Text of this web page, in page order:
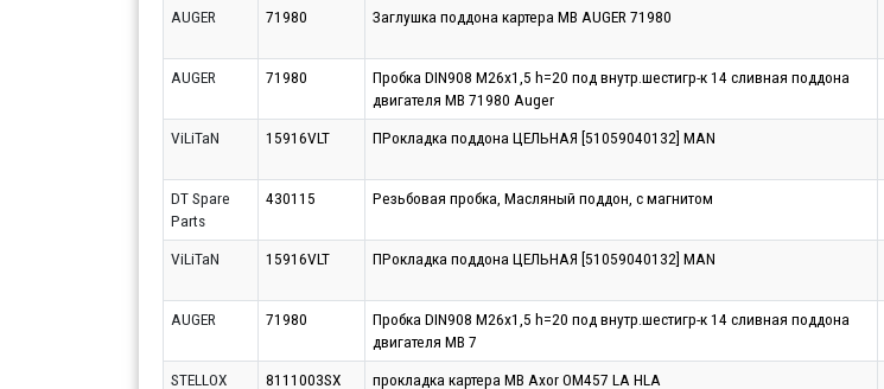
AUGER 71980 Заглушка поддона картера MB AUGER 71980
AUGER 71980
Пробка DIN908 М26х1,5 h=20 под внутр.шестигр-к 14 сливная поддона
двигателя MB 71980 Auger
ViLiTaN 15916VLT ПРокладка поддона ЦЕЛЬНАЯ [51059040132] MAN
DT Spare
Parts
430115 Резьбовая пробка, Масляный поддон, с магнитом
ViLiTaN 15916VLT ПРокладка поддона ЦЕЛЬНАЯ [51059040132] MAN
AUGER 71980
Пробка DIN908 М26х1,5 h=20 под внутр.шестигр-к 14 сливная поддона
двигателя MB 7
STELLOX 8111003SX прокладка картера МВ Axor OM457 LA HLA